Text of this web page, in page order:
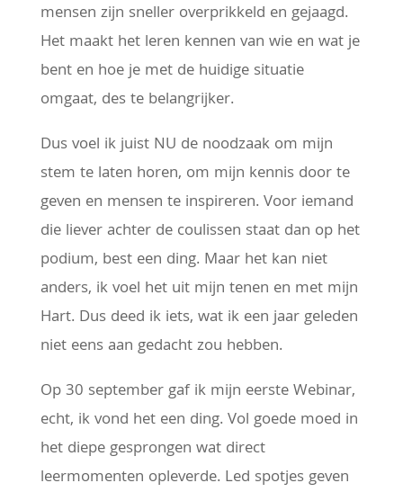
mensen zijn sneller overprikkeld en gejaagd.
Het maakt het leren kennen van wie en wat je
bent en hoe je met de huidige situatie
omgaat, des te belangrijker.
Dus voel ik juist NU de noodzaak om mijn
stem te laten horen, om mijn kennis door te
geven en mensen te inspireren. Voor iemand
die liever achter de coulissen staat dan op het
podium, best een ding. Maar het kan niet
anders, ik voel het uit mijn tenen en met mijn
Hart. Dus deed ik iets, wat ik een jaar geleden
niet eens aan gedacht zou hebben.
Op 30 september gaf ik mijn eerste Webinar,
echt, ik vond het een ding. Vol goede moed in
het diepe gesprongen wat direct
leermomenten opleverde. Led spotjes geven